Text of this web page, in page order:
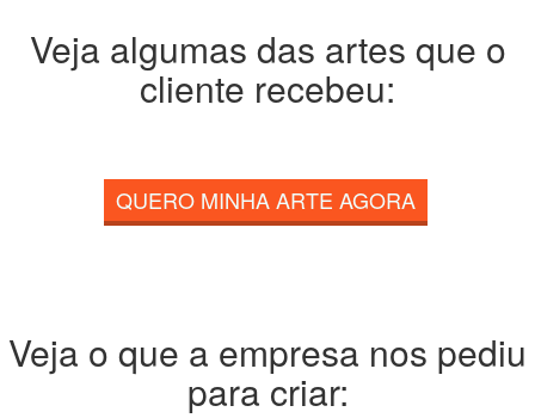
Veja algumas das artes que o
cliente recebeu:
QUERO MINHA ARTE AGORA
Veja o que a empresa nos pediu
para criar: